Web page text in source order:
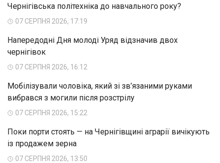
Чернігівська політехніка до навчального року?
07 СЕРПНЯ 2026, 17:19
Напередодні Дня молоді Уряд відзначив двох
чернігівок
07 СЕРПНЯ 2026, 16:12
Мобілізували чоловіка, який зі зв’язаними руками
вибрався з могили після розстрілу
07 СЕРПНЯ 2026, 15:22
Поки порти стоять — на Чернігівщині аграрії вичікують
із продажем зерна
07 СЕРПНЯ 2026, 13:50